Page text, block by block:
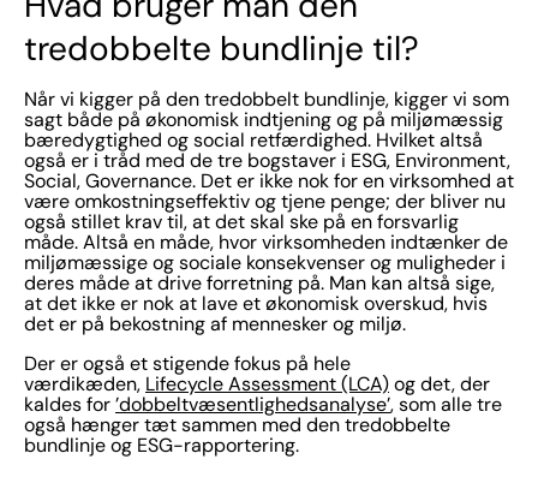
tredobbelte bundlinje til?
Når vi kigger på den tredobbelt bundlinje, kigger vi som
sagt både på økonomisk indtjening og på miljømæssig
bæredygtighed og social retfærdighed. Hvilket altså
også er i tråd med de tre bogstaver i ESG, Environment,
Social, Governance. Det er ikke nok for en virksomhed at
være omkostningseffektiv og tjene penge; der bliver nu
også stillet krav til, at det skal ske på en forsvarlig
måde. Altså en måde, hvor virksomheden indtænker de
miljømæssige og sociale konsekvenser og muligheder i
deres måde at drive forretning på. Man kan altså sige,
at det ikke er nok at lave et økonomisk overskud, hvis
det er på bekostning af mennesker og miljø.
Der er også et stigende fokus på hele
værdikæden, Lifecycle Assessment (LCA) og det, der
kaldes for ’dobbeltvæsentlighedsanalyse’, som alle tre
også hænger tæt sammen med den tredobbelte
bundlinje og ESG-rapportering.